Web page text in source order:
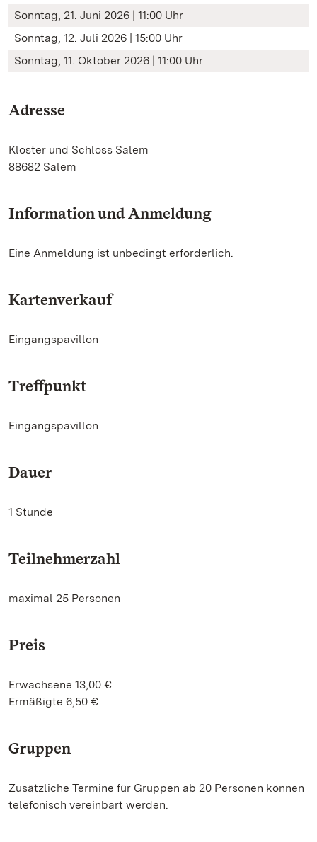
Sonntag, 21. Juni 2026 | 11:00 Uhr
Sonntag, 12. Juli 2026 | 15:00 Uhr
Sonntag, 11. Oktober 2026 | 11:00 Uhr
Adresse
Kloster und Schloss Salem
88682 Salem
Information und Anmeldung
Eine Anmeldung ist unbedingt erforderlich.
Kartenverkauf
Eingangspavillon
Treffpunkt
Eingangspavillon
Dauer
1 Stunde
Teilnehmerzahl
maximal 25 Personen
Preis
Erwachsene 13,00 €
Ermäßigte 6,50 €
Gruppen
Zusätzliche Termine für Gruppen ab 20 Personen können
telefonisch vereinbart werden.